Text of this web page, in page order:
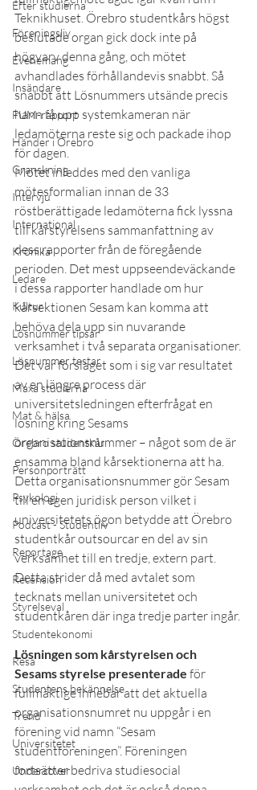
Efter studierna
Föreningsliv
Evenemang
Insändare
FUM-rapport
Händer i Örebro
Granskning
Intervju
International
Krönika
Ledare
Kultur
Lösnummer tipsar
Lösnummer testar
Maxa studierna
Mat & hälsa
Örebro studentkår
Personporträtt
Psykologi
Podcast - Studentliv
Reportage
Recension
Styrelseval
Studentekonomi
Resa
Studentens bekännelse
Trend
Universitetet
Undercover
Teknikhuset. Örebro studentkårs högst
beslutade organ gick dock inte på
högvarv denna gång, och mötet
avhandlades förhållandevis snabbt. Så
snabbt att Lösnummers utsände precis
hann få upp systemkameran när
ledamöterna reste sig och packade ihop
för dagen.
Mötet inleddes med den vanliga
mötesformalian innan de 33
röstberättigade ledamöterna fick lyssna
till kårstyrelsens sammanfattning av
dess rapporter från de föregående
perioden. Det mest uppseendeväckande
i dessa rapporter handlade om hur
kårsektionen Sesam kan komma att
behöva dela upp sin nuvarande
verksamhet i två separata organisationer.
Det var förslaget som i sig var resultatet
av en längre process där
universitetsledningen efterfrågat en
lösning kring Sesams
organisationsnummer – något som de är
ensamma bland kårsektionerna att ha.
Detta organisationsnummer gör Sesam
till en egen juridisk person vilket i
universitetets ögon betydde att Örebro
studentkår outsourcar en del av sin
verksamhet till en tredje, extern part.
Detta strider då med avtalet som
tecknats mellan universitetet och
studentkåren där inga tredje parter ingår.
Lösningen som kårstyrelsen och
Sesams styrelse presenterade för
fullmäktige innebar att det aktuella
organisationsnumret nu uppgår i en
förening vid namn “Sesam
studentföreningen”. Föreningen
fortsätter bedriva studiesocial